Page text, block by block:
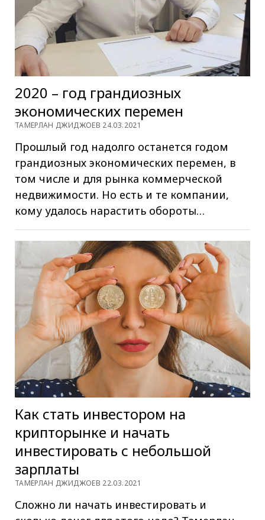
2020 – год грандиозных
экономических перемен
ТАМЕРЛАН ДЖИДЖОЕВ 24.03.2021
Прошлый год надолго останется годом
грандиозных экономических перемен, в
том числе и для рынка коммерческой
недвижимости. Но есть и те компании,
кому удалось нарастить обороты…
Как стать инвестором на
крипторынке и начать
инвестировать с небольшой
зарплаты
ТАМЕРЛАН ДЖИДЖОЕВ 22.03.2021
Сложно ли начать инвестировать и